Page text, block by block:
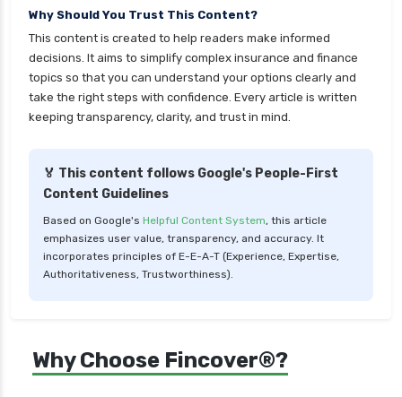
Why Should You Trust This Content?
This content is created to help readers make informed
decisions. It aims to simplify complex insurance and finance
topics so that you can understand your options clearly and
take the right steps with confidence. Every article is written
keeping transparency, clarity, and trust in mind.
🏅 This content follows Google's People-First
Content Guidelines
Based on Google's Helpful Content System, this article
emphasizes user value, transparency, and accuracy. It
incorporates principles of E-E-A-T (Experience, Expertise,
Authoritativeness, Trustworthiness).
Why Choose Fincover®?